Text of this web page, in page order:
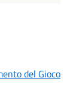
del Gioco